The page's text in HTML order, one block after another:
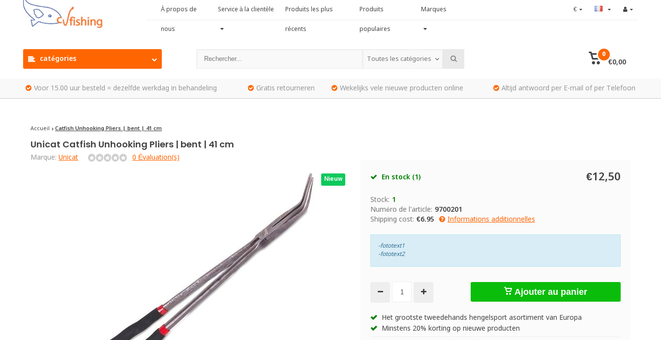
À propos de
nous
Service à la clientèle Produits les plus
récents
Produits
populaires
Marques €
catégories Toutes les catégories
0
€0,00
Voor 15.00 uur besteld = dezelfde werkdag in behandeling Gratis retourneren Wekelijks vele nieuwe producten online Altijd antwoord per E-mail of per Telefoon
Accueil Catfish Unhooking Pliers | bent | 41 cm
Unicat Catfish Unhooking Pliers | bent | 41 cm
Marque: Unicat 0 Évaluation(s)
Nieuw En stock (1) €12,50
Stock: 1
Numéro de l'article: 9700201
Shipping cost: €6.95 Informations additionnelles
-fototext1
-fototext2
Ajouter au panier
Het grootste tweedehands hengelsport asortiment van Europa
Minstens 20% korting op nieuwe producten